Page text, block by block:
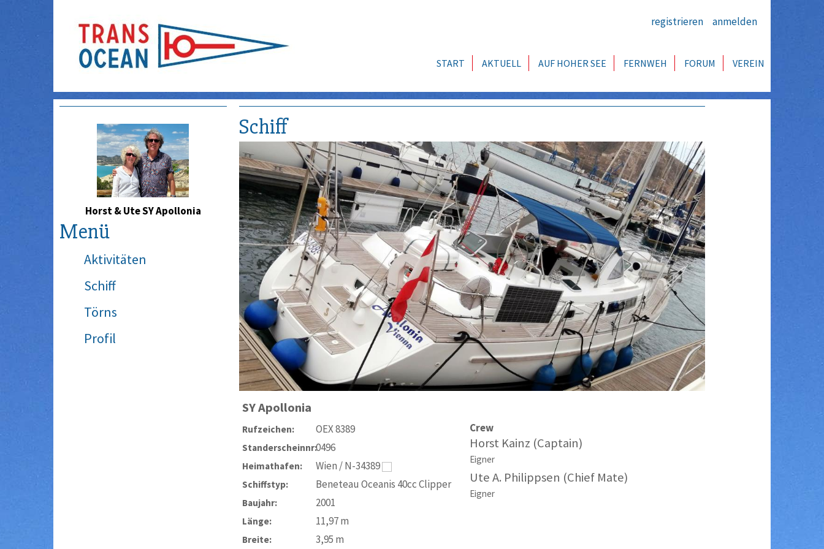
registrieren anmelden
START AKTUELL AUF HOHER SEE FERNWEH FORUM VEREIN
Horst & Ute SY Apollonia
Menü
Aktivitäten
Schiff
Törns
Profil
Schiff
SYApollonia
Rufzeichen: OEX 8389
Standerscheinnr:0496
Heimathafen: Wien / N-34389
Schiffstyp: Beneteau Oceanis 40cc Clipper
Baujahr: 2001
Länge: 11,97m
Breite: 3,95 m
Crew
Horst Kainz (Captain)
Eigner
Ute A. Philippsen (Chief Mate)
Eigner